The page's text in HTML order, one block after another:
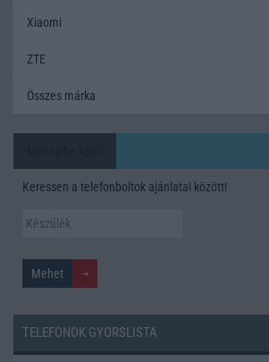
Xiaomi
ZTE
Összes márka
Keressen a telefonboltok ajánlatai között!
TELEFONOK GYORSLISTA